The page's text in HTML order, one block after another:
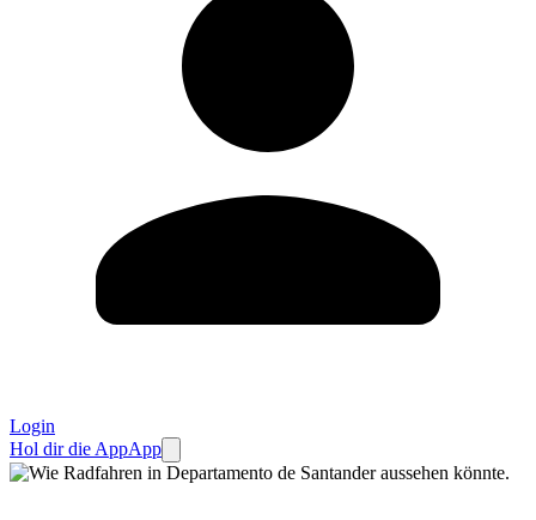
Login
Hol dir die AppApp